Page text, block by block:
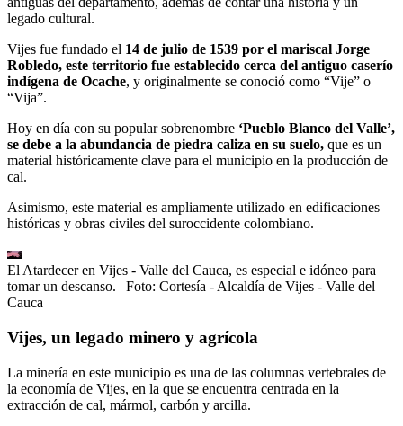
legado cultural.
Vijes fue fundado el 14 de julio de 1539 por el mariscal Jorge
Robledo, este territorio fue establecido cerca del antiguo caserío
indígena de Ocache, y originalmente se conoció como “Vije” o
“Vija”.
Hoy en día con su popular sobrenombre ‘Pueblo Blanco del Valle’,
se debe a la abundancia de piedra caliza en su suelo, que es un
material históricamente clave para el municipio en la producción de
cal.
Asimismo, este material es ampliamente utilizado en edificaciones
históricas y obras civiles del suroccidente colombiano.
El Atardecer en Vijes - Valle del Cauca, es especial e idóneo para
tomar un descanso. | Foto: Cortesía - Alcaldía de Vijes - Valle del
Cauca
Vijes, un legado minero y agrícola
La minería en este municipio es una de las columnas vertebrales de
la economía de Vijes, en la que se encuentra centrada en la
extracción de cal, mármol, carbón y arcilla.